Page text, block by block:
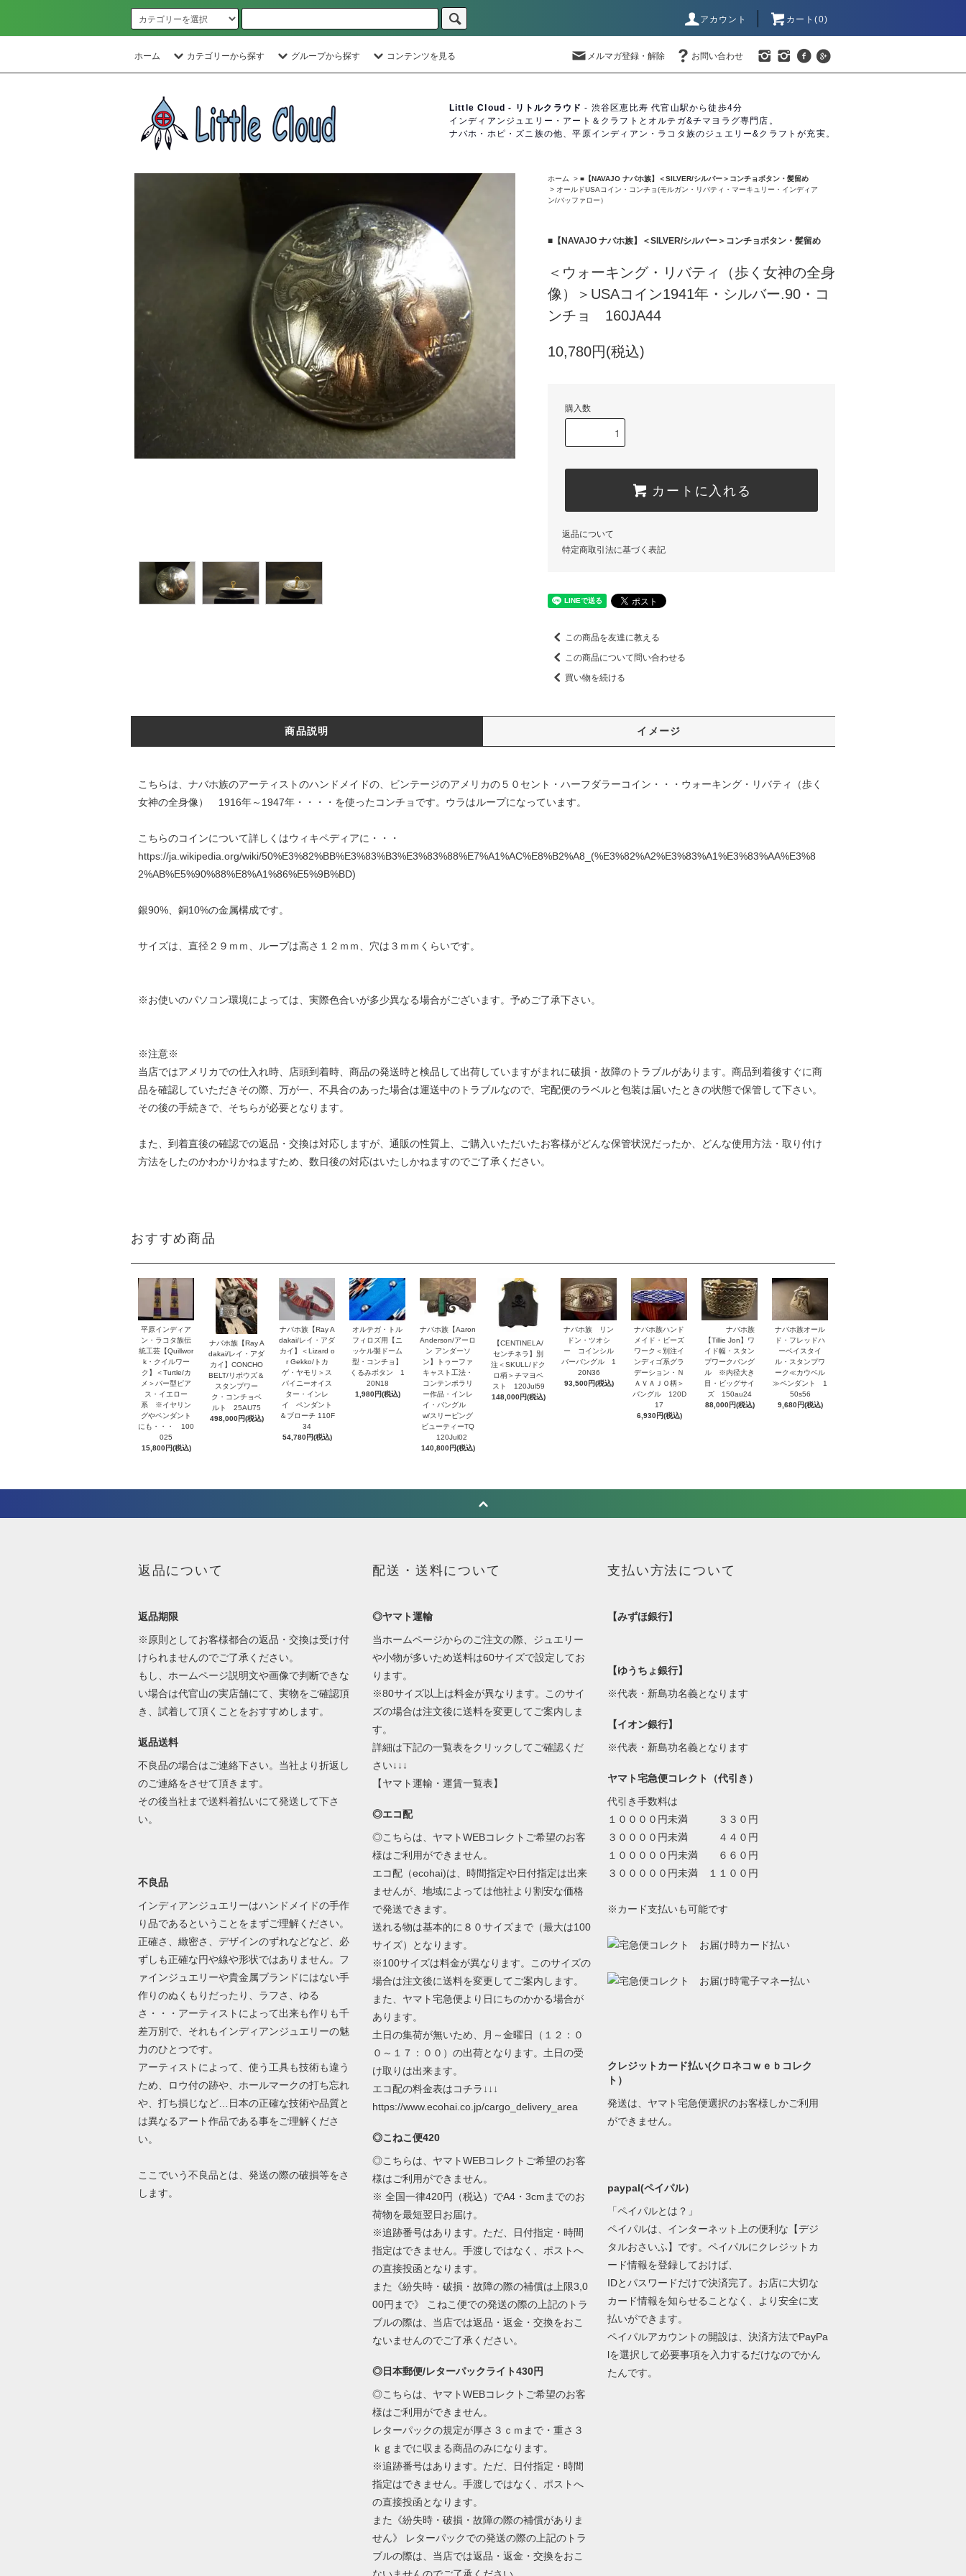
アカウント カート(0)
ホーム カテゴリーから探す グループから探す コンテンツを見る メルマガ登録・解除 お問い合わせ
Little Cloud - リトルクラウド - 渋谷区恵比寿 代官山駅から徒歩4分
インディアンジュエリー・アート＆クラフトとオルテガ&チマヨラグ専門店。
ナバホ・ホピ・ズニ族の他、平原インディアン・ラコタ族のジュエリー&クラフトが充実。
ホーム > ■【NAVAJO ナバホ族】＜SILVER/シルバー＞コンチョボタン・髪留め
> オールドUSAコイン・コンチョ(モルガン・リバティ・マーキュリー・インディア
ン/バッファロー）
■【NAVAJO ナバホ族】＜SILVER/シルバー＞コンチョボタン・髪留め
＜ウォーキング・リバティ（歩く女神の全身
像）＞USAコイン1941年・シルバー.90・コ
ンチョ 160JA44
10,780円(税込)
購入数
カートに入れる
返品について
特定商取引法に基づく表記
この商品を友達に教える
この商品について問い合わせる
買い物を続ける
商品説明 イメージ
こちらは、ナバホ族のアーティストのハンドメイドの、ビンテージのアメリカの５０セント・ハーフダラーコイン・・・ウォーキング・リバティ（歩く
女神の全身像） 1916年～1947年・・・・を使ったコンチョです。ウラはループになっています。
こちらのコインについて詳しくはウィキペディアに・・・
https://ja.wikipedia.org/wiki/50%E3%82%BB%E3%83%B3%E3%83%88%E7%A1%AC%E8%B2%A8_(%E3%82%A2%E3%83%A1%E3%83%AA%E3%8
2%AB%E5%90%88%E8%A1%86%E5%9B%BD)
銀90%、銅10%の金属構成です。
サイズは、直径２９ｍｍ、ループは高さ１２ｍｍ、穴は３ｍｍくらいです。
※お使いのパソコン環境によっては、実際色合いが多少異なる場合がございます。予めご了承下さい。
※注意※
当店ではアメリカでの仕入れ時、店頭到着時、商品の発送時と検品して出荷していますがまれに破損・故障のトラブルがあります。商品到着後すぐに商
品を確認していただきその際、万が一、不具合のあった場合は運送中のトラブルなので、宅配便のラベルと包装は届いたときの状態で保管して下さい。
その後の手続きで、そちらが必要となります。
また、到着直後の確認での返品・交換は対応しますが、通販の性質上、ご購入いただいたお客様がどんな保管状況だったか、どんな使用方法・取り付け
方法をしたのかわかりかねますため、数日後の対応はいたしかねますのでご了承ください。
おすすめ商品
平原インディア
ン・ラコタ族伝
統工芸【Quillwor
k・クイルワー
ク】＜Turtle/カ
メ＞バー型ピア
ス・イエロー
系 ※イヤリン
グやペンダント
にも・・・ 100
025
15,800円(税込)
ナバホ族【Ray A
dakai/レイ・アダ
カイ】CONCHO
BELT/リポウズ＆
スタンプワー
ク・コンチョベ
ルト 25AU75
498,000円(税込)
ナバホ族【Ray A
dakai/レイ・アダ
カイ】＜Lizard o
r Gekko/トカ
ゲ・ヤモリ＞ス
パイニーオイス
ター・インレ
イ ペンダント
＆ブローチ 110F
34
54,780円(税込)
オルテガ・トル
フィロズ用【ニ
ッケル製ドーム
型・コンチョ】
くるみボタン 1
20N18
1,980円(税込)
ナバホ族【Aaron
Anderson/アーロ
ン アンダーソ
ン】トゥーファ
キャスト工法・
コンテンポラリ
ー作品・インレ
イ・バングル
w/スリーピング
ビューティーTQ
120Jul02
140,800円(税込)
【CENTINELA/
センチネラ】別
注＜SKULL/ドク
ロ柄＞チマヨベ
スト 120Jul59
148,000円(税込)
ナバホ族 リン
ドン・ツオシ
ー コインシル
バーバングル 1
20N36
93,500円(税込)
ナバホ族ハンド
メイド・ビーズ
ワーク＜別注イ
ンディゴ系グラ
デーション・Ｎ
ＡＶＡＪＯ柄＞
バングル 120D
17
6,930円(税込)
ナバホ族
【Tillie Jon】ワ
イド幅・スタン
プワークバング
ル ※内径大き
目・ビッグサイ
ズ 150au24
88,000円(税込)
ナバホ族オール
ド・フレッドハ
ーベイスタイ
ル・スタンプワ
ーク≪カウベル
≫ペンダント 1
50s56
9,680円(税込)
返品について
返品期限
※原則としてお客様都合の返品・交換は受け付
けられませんのでご了承ください。
もし、ホームページ説明文や画像で判断できな
い場合は代官山の実店舗にて、実物をご確認頂
き、試着して頂くことをおすすめします。
返品送料
不良品の場合はご連絡下さい。当社より折返し
のご連絡をさせて頂きます。
その後当社まで送料着払いにて発送して下さ
い。
不良品
インディアンジュエリーはハンドメイドの手作
り品であるということをまずご理解ください。
正確さ、緻密さ、デザインのずれなどなど、必
ずしも正確な円や線や形状ではありません。フ
ァインジュエリーや貴金属ブランドにはない手
作りのぬくもりだったり、ラフさ、ゆる
さ・・・アーティストによって出来も作りも千
差万別で、それもインディアンジュエリーの魅
力のひとつです。
アーティストによって、使う工具も技術も違う
ため、ロウ付の跡や、ホールマークの打ち忘れ
や、打ち損じなど…日本の正確な技術や品質と
は異なるアート作品である事をご理解くださ
い。
ここでいう不良品とは、発送の際の破損等をさ
します。
配送・送料について
◎ヤマト運輸
当ホームページからのご注文の際、ジュエリー
や小物が多いため送料は60サイズで設定してお
ります。
※80サイズ以上は料金が異なります。このサイ
ズの場合は注文後に送料を変更してご案内しま
す。
詳細は下記の一覧表をクリックしてご確認くだ
さい↓↓↓
【ヤマト運輸・運賃一覧表】
◎エコ配
◎こちらは、ヤマトWEBコレクトご希望のお客
様はご利用ができません。
エコ配（ecohai)は、時間指定や日付指定は出来
ませんが、地域によっては他社より割安な価格
で発送できます。
送れる物は基本的に８０サイズまで（最大は100
サイズ）となります。
※100サイズは料金が異なります。このサイズの
場合は注文後に送料を変更してご案内します。
また、ヤマト宅急便より日にちのかかる場合が
あります。
土日の集荷が無いため、月～金曜日（１２：０
０～１７：００）の出荷となります。土日の受
け取りは出来ます。
エコ配の料金表はコチラ↓↓↓
https://www.ecohai.co.jp/cargo_delivery_area
◎こねこ便420
◎こちらは、ヤマトWEBコレクトご希望のお客
様はご利用ができません。
※ 全国一律420円（税込）でA4・3cmまでのお
荷物を最短翌日お届け。
※追跡番号はあります。ただ、日付指定・時間
指定はできません。手渡しではなく、ポストへ
の直接投函となります。
また《紛失時・破損・故障の際の補償は上限3,0
00円まで》 こねこ便での発送の際の上記のトラ
ブルの際は、当店では返品・返金・交換をおこ
ないませんのでご了承ください。
◎日本郵便/レターパックライト430円
◎こちらは、ヤマトWEBコレクトご希望のお客
様はご利用ができません。
レターパックの規定が厚さ３ｃｍまで・重さ３
ｋｇまでに収まる商品のみになります。
※追跡番号はあります。ただ、日付指定・時間
指定はできません。手渡しではなく、ポストへ
の直接投函となります。
また《紛失時・破損・故障の際の補償がありま
せん》 レターパックでの発送の際の上記のトラ
ブルの際は、当店では返品・返金・交換をおこ
支払い方法について
【みずほ銀行】
【ゆうちょ銀行】
※代表・新島功名義となります
【イオン銀行】
※代表・新島功名義となります
ヤマト宅急便コレクト（代引き）
代引き手数料は
１００００円未満 ３３０円
３００００円未満 ４４０円
１０００００円未満 ６６０円
３０００００円未満 １１００円
※カード支払いも可能です
クレジットカード払い(クロネコｗｅｂコレク
ト）
発送は、ヤマト宅急便選択のお客様しかご利用
ができません。
paypal(ペイパル）
「ペイパルとは？」
ペイパルは、インターネット上の便利な【デジ
タルおさいふ】です。ペイパルにクレジットカ
ード情報を登録しておけば、
IDとパスワードだけで決済完了。お店に大切な
カード情報を知らせることなく、より安全に支
払いができます。
ペイパルアカウントの開設は、決済方法でPayPa
lを選択して必要事項を入力するだけなのでかん
たんです。